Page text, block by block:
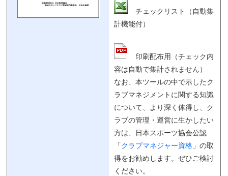
チェックリスト（自動集
計機能付）
印刷配布用（チェック内
容は自動で集計されません）
なお、本ツールの中で示したク
ラブマネジメントに関する知識
について、より深く体得し、ク
ラブの管理・運営に生かしたい
方は、日本スポーツ協会公認
「 クラブマネジャー資格 」の取
得をお勧めします。ぜひご検討
ください。